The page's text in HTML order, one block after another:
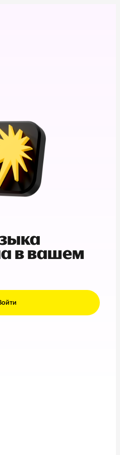
в вашем